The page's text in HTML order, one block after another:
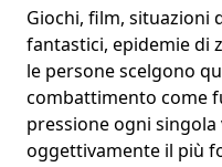
Giochi, film, situazioni
fantastici, epidemie di
le persone scelgono
combattimento come
pressioneogni singola
oggettivamente il più